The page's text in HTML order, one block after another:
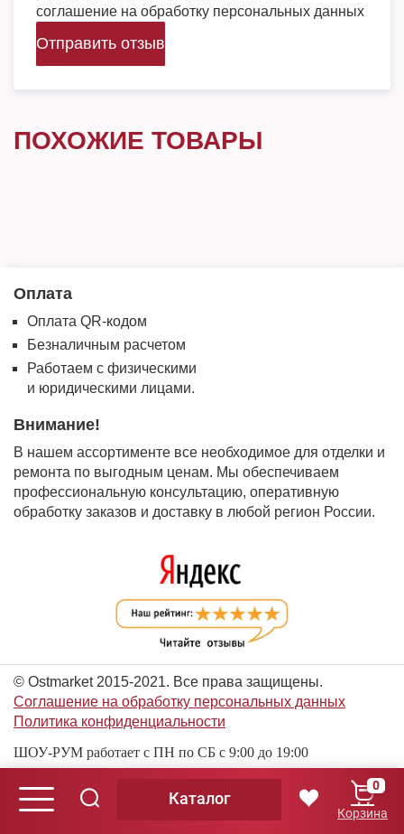
соглашение на обработку персональных данных
Отправить отзыв
ПОХОЖИЕ ТОВАРЫ
Оплата
Оплата QR-кодом
Безналичным расчетом
Работаем с физическими
и юридическими лицами.
Внимание!
В нашем ассортименте все необходимое для отделки и
ремонта по выгодным ценам. Мы обеспечиваем
профессиональную консультацию, оперативную
обработку заказов и доставку в любой регион России.
© Ostmarket 2015-2021. Все права защищены.
Соглашение на обработку персональных данных
Политика конфиденциальности
ШОУ-РУМ работает с ПН по СБ с 9:00 до 19:00
© Ostmarket 2015-2026. Все права защищены.
Каталог
0
Корзина